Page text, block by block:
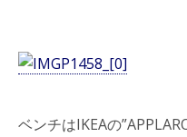
ベンチはIKEAの